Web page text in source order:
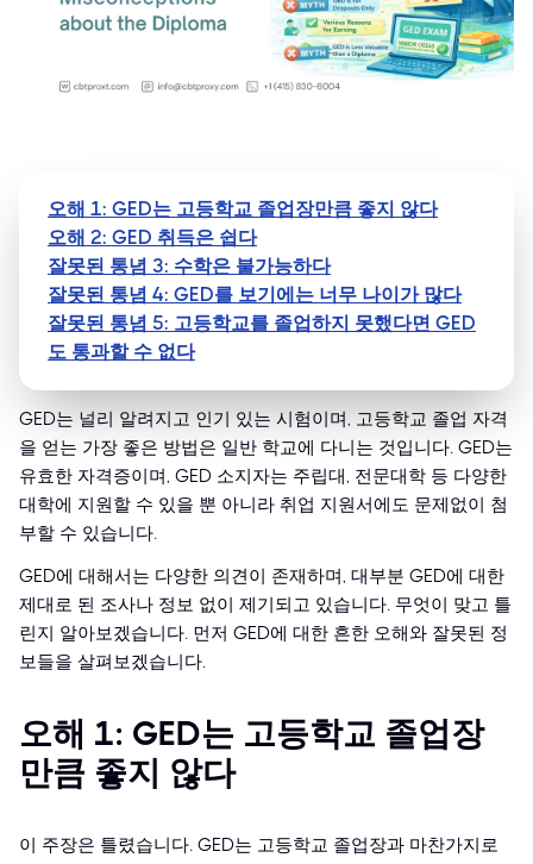
오해 1: GED는 고등학교 졸업장만큼 좋지 않다
오해 2: GED 취득은 쉽다
잘못된 통념 3: 수학은 불가능하다
잘못된 통념 4: GED를 보기에는 너무 나이가 많다
잘못된 통념 5: 고등학교를 졸업하지 못했다면 GED
도 통과할 수 없다
GED는 널리 알려지고 인기 있는 시험이며, 고등학교 졸업 자격
을 얻는 가장 좋은 방법은 일반 학교에 다니는 것입니다. GED는
유효한 자격증이며, GED 소지자는 주립대, 전문대학 등 다양한
대학에 지원할 수 있을 뿐 아니라 취업 지원서에도 문제없이 첨
부할 수 있습니다.
GED에 대해서는 다양한 의견이 존재하며, 대부분 GED에 대한
제대로 된 조사나 정보 없이 제기되고 있습니다. 무엇이 맞고 틀
린지 알아보겠습니다. 먼저 GED에 대한 흔한 오해와 잘못된 정
보들을 살펴보겠습니다.
오해 1: GED는 고등학교 졸업장
만큼 좋지 않다
이 주장은 틀렸습니다. GED는 고등학교 졸업장과 마찬가지로